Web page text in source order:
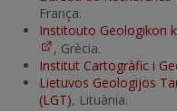
França.
Institouto Geologikon
, Grècia.
Institut Cartogràfic i
Lietuvos Geologijos
(LGT), Lituània.